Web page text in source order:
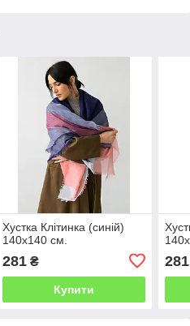
Хустка Клітинка (синій)
140х140 см.
281₴
Купити
281